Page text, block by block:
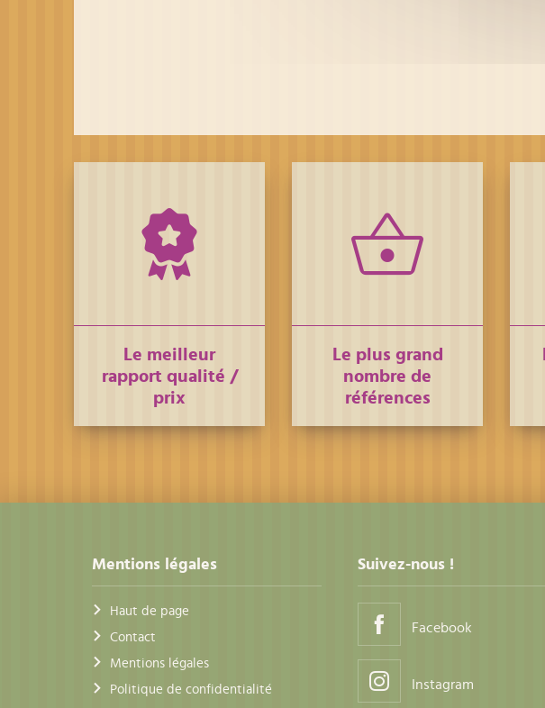
Le meilleur
rapport qualité /
prix
Le plus grand
nombre de
références
Mentions légales
Haut de page
Contact
Mentions légales
Politique de confidentialité
Suivez-nous !
Facebook
Instagram